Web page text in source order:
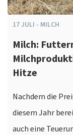
17JULI - MILCH
Milch:
Hitze
Nachdem die
diesem Jahr
auch eine